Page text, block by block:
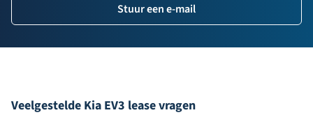
Stuur een e-mail
Veelgestelde Kia EV3 lease vragen